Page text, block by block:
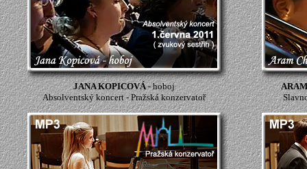
JANA KOPICOVÁ- hoboj
Absolventský koncert - Pražská konzervatoř